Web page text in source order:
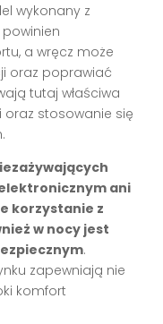
wykonany z
a wręcz może
oraz poprawiać
tutaj właściwa
oraz stosowanie się
ani
korzystanie z
w nocy jest
.
zapewniają nie
komfort